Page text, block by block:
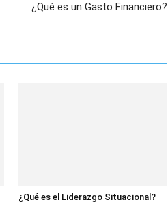
¿Qué es un Gasto Financiero?
¿Qué es el Liderazgo Situacional?